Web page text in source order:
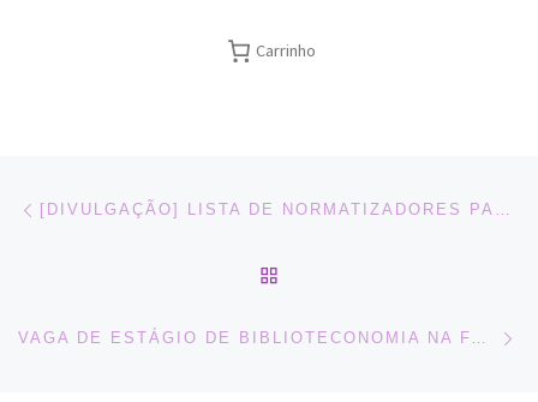
Carrinho
Navegação do post [DIVULGAÇÃO] LISTA DE NORMATIZADORES PARA DIVULGAÇÃO EM FACULDADE
VAGA DE ESTÁGIO DE BIBLIOTECONOMIA NA FADERGS